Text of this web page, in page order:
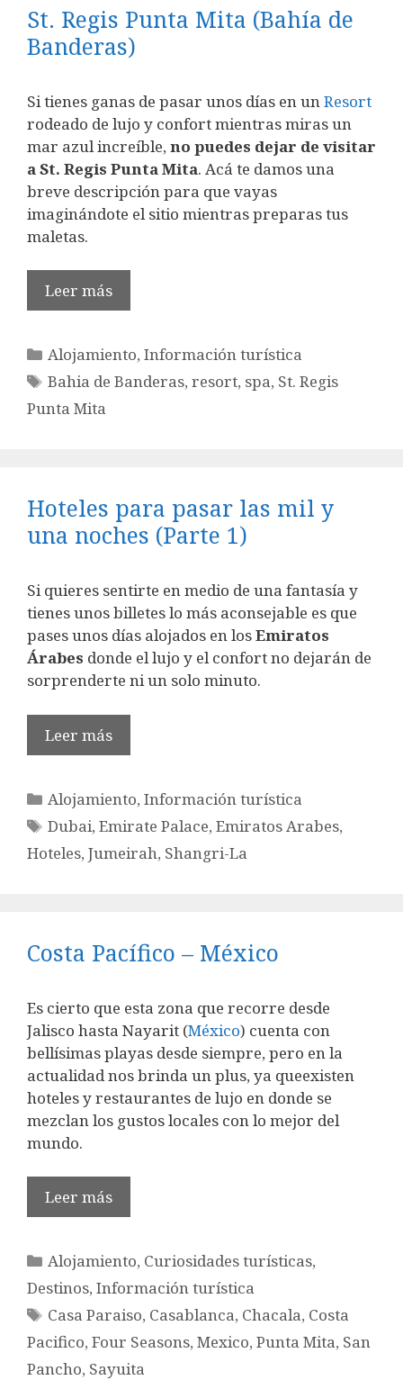
St. Regis Punta Mita (Bahía de
Banderas)
Si tienes ganas de pasar unos días en un Resort
rodeado de lujo y confort mientras miras un
mar azul increíble, no puedes dejar de visitar
a St. Regis Punta Mita. Acá te damos una
breve descripción para que vayas
imaginándote el sitio mientras preparas tus
maletas.
Leer más
Categorías
Alojamiento,Información turística
Etiquetas
Bahia de Banderas,resort, spa, St. Regis
Punta Mita
Hoteles para pasar las mil y
una noches (Parte 1)
Si quieres sentirte en medio de una fantasía y
tienes unos billetes lo más aconsejable es que
pases unos días alojados en losEmiratos
Árabes donde el lujo y el confort no dejarán de
sorprenderte ni un solo minuto.
Leer más
Categorías
Alojamiento,Información turística
Etiquetas
Dubai,Emirate Palace,Emiratos Arabes,
Hoteles, Jumeirah, Shangri-La
Costa Pacífico – México
Es cierto que esta zona que recorre desde
Jalisco hasta Nayarit (México) cuenta con
bellísimas playas desde siempre, pero en la
actualidad nos brinda un plus, ya queexisten
hoteles y restaurantes de lujo en donde se
mezclan los gustos locales con lo mejor del
mundo.
Leer más
Categorías
Alojamiento, Curiosidades turísticas,
Destinos, Información turística
Etiquetas
Casa Paraiso, Casablanca, Chacala, Costa
Pacifico, Four Seasons, Mexico, Punta Mita, San
Pancho, Sayuita